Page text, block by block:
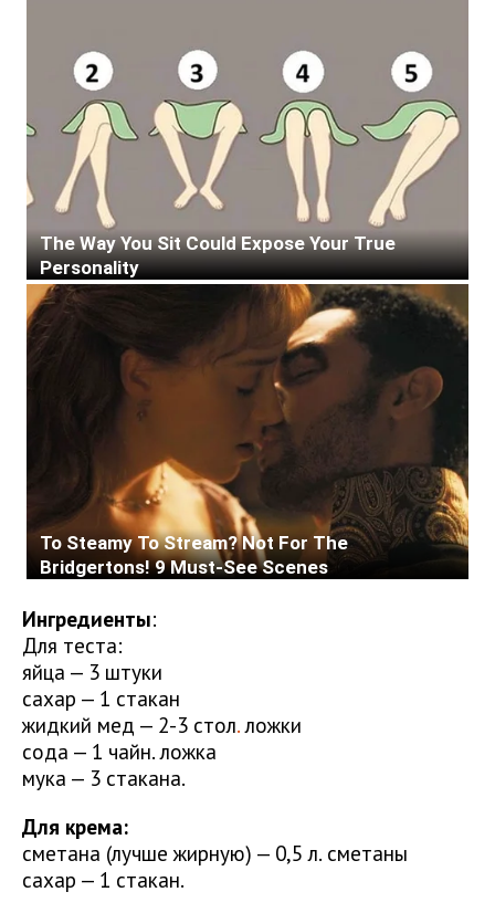
Ингредиенты:
Для теста:
яйца — 3 штуки
сахар — 1 стакан
жидкий мед — 2-3 стол.ложки
сода — 1 чайн. ложка
мука — 3 стакана.
Для крема:
сметана (лучше жирную) — 0,5 л. сметаны
сахар — 1 стакан.